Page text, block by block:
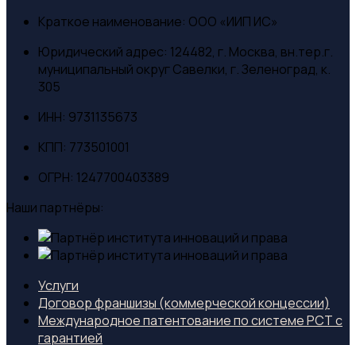
Краткое наименование: ООО «ИИП ИС»
Юридический адрес: 124482, г. Москва, вн.тер.г.
муниципальный округ Савелки, г. Зеленоград, к.
305
ИНН: 9731135673
КПП: 773501001
ОГРН: 1247700403389
Наши партнёры:
Услуги
Договор франшизы (коммерческой концессии)
Международное патентование по системе PCT с
гарантией